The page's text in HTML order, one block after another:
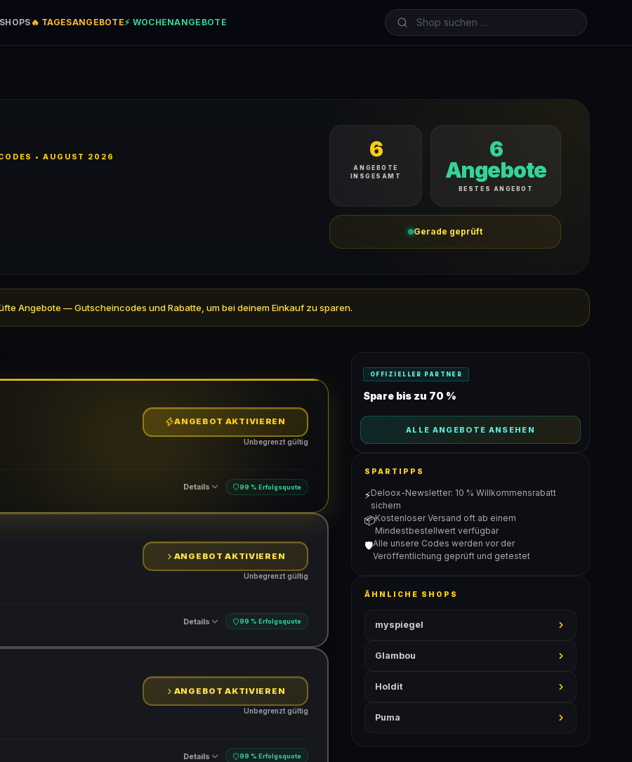
🔥 TAGESANGEBOTE⚡ WOCHENANGEBOTE
• AUGUST 2026 6
ANGEBOTE
INSGESAMT
6
Angebote
BESTES ANGEBOT
Gerade geprüft
Angebote — Gutscheincodes und Rabatte, um bei deinem Einkauf zu sparen.
ANGEBOT AKTIVIEREN
Unbegrenzt gültig
Details 99 % Erfolgsquote
ANGEBOT AKTIVIEREN
Unbegrenzt gültig
Details 99 % Erfolgsquote
ANGEBOT AKTIVIEREN
Unbegrenzt gültig
Details 99 % Erfolgsquote
OFFIZIELLER PARTNER
Spare bis zu 70 %
ALLE ANGEBOTE ANSEHEN
SPARTIPPS
⚡Deloox-Newsletter: 10 % Willkommensrabatt
sichern
📦Kostenloser Versand oft ab einem
Mindestbestellwert verfügbar
🛡️Alle unsere Codes werden vor der
Veröffentlichung geprüft und getestet
ÄHNLICHE SHOPS
myspiegel
Glambou
Holdit
Puma